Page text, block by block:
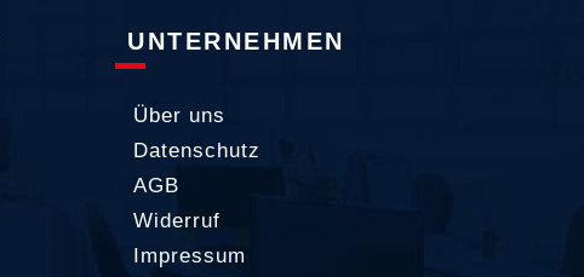
UNTERNEHMEN
Über uns
Datenschutz
AGB
Widerruf
Impressum